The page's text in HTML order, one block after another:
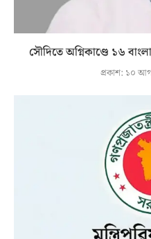
সৌদিতে অগ্নিকাণ্ডে ১৬
প্রকাশ: ১০